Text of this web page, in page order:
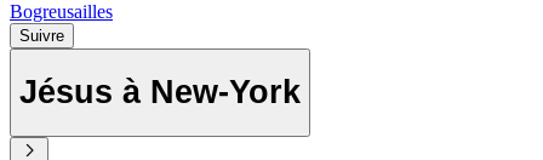
Bogreusailles
Suivre
Jésus à New-York